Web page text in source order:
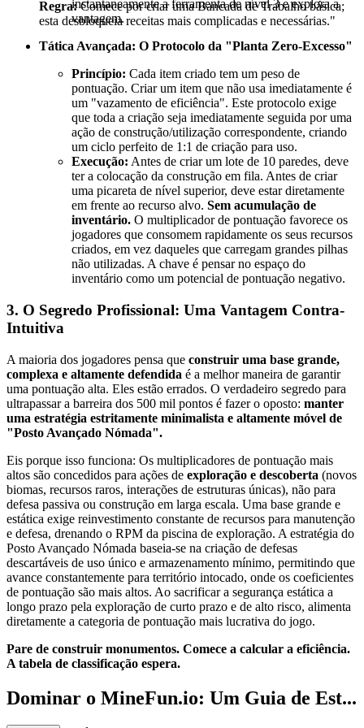
Regra:Comece por criar uma Bancada de Trabalho básica;
esta desbloqueia receitas mais complicadas e necessárias."
instantaneamente a ferramenta de nível 3 e explora a
vantagem.
Tática Avançada: O Protocolo da "Planta Zero-Excesso"
Princípio: Cada item criado tem um peso de
pontuação. Criar um item que não usa imediatamente é
um "vazamento de eficiência". Este protocolo exige
que toda a criação seja imediatamente seguida por uma
ação de construção/utilização correspondente, criando
um ciclo perfeito de 1:1 de criação para uso.
Execução: Antes de criar um lote de 10 paredes, deve
ter a colocação da construção em fila. Antes de criar
uma picareta de nível superior, deve estar diretamente
em frente ao recurso alvo. Sem acumulação de
inventário. O multiplicador de pontuação favorece os
jogadores que consomem rapidamente os seus recursos
criados, em vez daqueles que carregam grandes pilhas
não utilizadas. A chave é pensar no espaço do
inventário como um potencial de pontuação negativo.
3. O Segredo Profissional: Uma Vantagem Contra-
Intuitiva
A maioria dos jogadores pensa que construir uma base grande,
complexa e altamente defendida é a melhor maneira de garantir
uma pontuação alta. Eles estão errados. O verdadeiro segredo para
ultrapassar a barreira dos 500 mil pontos é fazer o oposto: manter
uma estratégia estritamente minimalista e altamente móvel de
"Posto Avançado Nómada".
Eis porque isso funciona: Os multiplicadores de pontuação mais
altos são concedidos para ações de exploração e descoberta (novos
biomas, recursos raros, interações de estruturas únicas), não para
defesa passiva ou construção em larga escala. Uma base grande e
estática exige reinvestimento constante de recursos para manutenção
e defesa, drenando o RPM da piscina de exploração. A estratégia do
Posto Avançado Nómada baseia-se na criação de defesas
descartáveis de uso único e armazenamento mínimo, permitindo que
avance constantemente para território intocado, onde os coeficientes
de pontuação são mais altos. Ao sacrificar a segurança estática a
longo prazo pela exploração de curto prazo e de alto risco, alimenta
diretamente a categoria de pontuação mais lucrativa do jogo.
Pare de construir monumentos. Comece a calcular a eficiência.
A tabela de classificação espera.
Dominar o MineFun.io: Um Guia de Est...